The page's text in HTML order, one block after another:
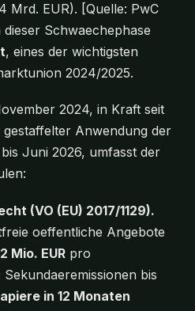
Mrd. EUR). [Quelle: PwC
Schwaechephase
, eines der wichtigsten
2024/2025.
2024, in Kraft seit
gestaffelter Anwendung der
Juni 2026, umfasst der
(VO (EU) 2017/1129).
oeffentliche Angebote
Mio. EUR pro
bis
in 12 Monaten